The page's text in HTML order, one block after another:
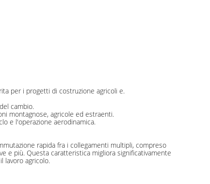
per i progetti di costruzione agricoli e.
cambio.
montagnose, agricole ed estraenti.
e l'operazione aerodinamica.
rapida fra i collegamenti multipli, compreso
e più. Questa caratteristica migliora significativamente
lavoro agricolo.